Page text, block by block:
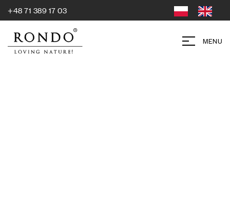
+48 71 389 17 03
MENU